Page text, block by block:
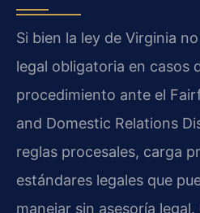
Si bien la ley de Virginia
legal obligatoria en casos
procedimiento ante el
and Domestic Relations
reglas procesales, carga
estándares legales que
manejar sin asesoría